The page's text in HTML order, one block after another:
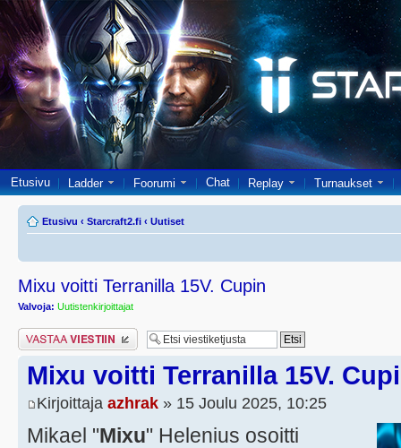
Etusivu Ladder Foorumi Chat Replay Turnaukset
Etusivu ‹ Starcraft2.fi ‹ Uutiset
Mixu voitti Terranilla 15V. Cupin
Valvoja: Uutistenkirjoittajat
Lähetä vastaus
Mixu voitti Terranilla 15V.
Kirjoittaja azhrak » 15 Joulu 2025, 10:25
Mikael "Mixu" Helenius osoitti